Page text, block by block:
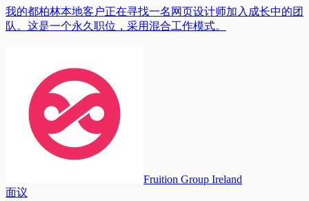
我的都柏林本地客户正在寻找一名网页设计师加入成长中的团
队。这是一个永久职位，采用混合工作模式。
Fruition Group Ireland
面议